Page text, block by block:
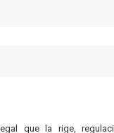
que la rige,